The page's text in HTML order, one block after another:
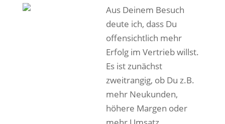
Aus Deinem Besuch
deute ich, dass Du
offensichtlich mehr
Erfolg im Vertrieb willst.
Es ist zunächst
zweitrangig, ob Du z.B.
mehr Neukunden,
höhere Margen oder